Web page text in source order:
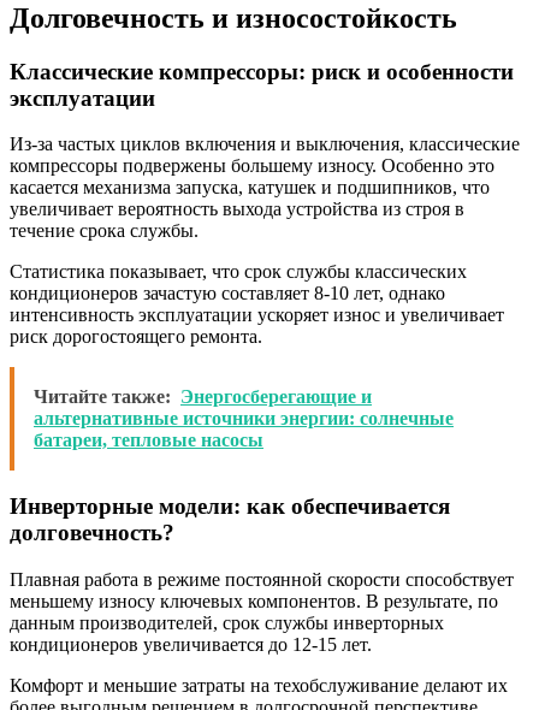
Долговечность и износостойкость
Классические компрессоры: риск и особенности
эксплуатации
Из-за частых циклов включения и выключения, классические
компрессоры подвержены большему износу. Особенно это
касается механизма запуска, катушек и подшипников, что
увеличивает вероятность выхода устройства из строя в
течение срока службы.
Статистика показывает, что срок службы классических
кондиционеров зачастую составляет 8-10 лет, однако
интенсивность эксплуатации ускоряет износ и увеличивает
риск дорогостоящего ремонта.
Читайте также: Энергосберегающие и
альтернативные источники энергии: солнечные
батареи, тепловые насосы
Инверторные модели: как обеспечивается
долговечность?
Плавная работа в режиме постоянной скорости способствует
меньшему износу ключевых компонентов. В результате, по
данным производителей, срок службы инверторных
кондиционеров увеличивается до 12-15 лет.
Комфорт и меньшие затраты на техобслуживание делают их